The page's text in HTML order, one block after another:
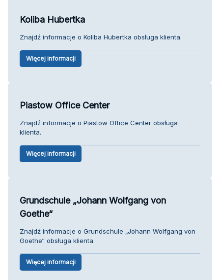
Koliba Hubertka
Znajdź informacje o Koliba Hubertka obsługa klienta.
Więcej informacji
Piastow Office Center
Znajdź informacje o Piastow Office Center obsługa
klienta.
Więcej informacji
Grundschule „Johann Wolfgang von
Goethe“
Znajdź informacje o Grundschule „Johann Wolfgang von
Goethe“ obsługa klienta.
Więcej informacji